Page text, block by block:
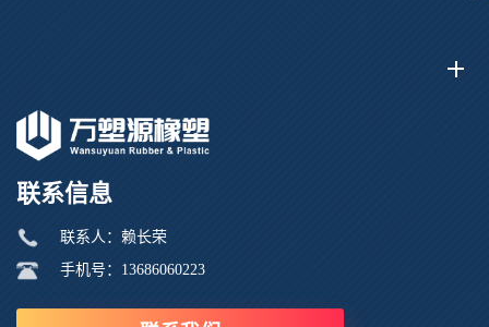
联系信息
联系人：赖长荣
手机号：13686060223